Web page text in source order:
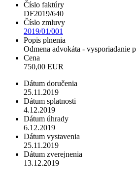
Číslo faktúry
DF2019/640
Číslo zmluvy
2019/01/001
Popis plnenia
Odmena advokáta - vysporiadanie
Cena
750,00 EUR
Dátum doručenia
25.11.2019
Dátum splatnosti
4.12.2019
Dátum úhrady
6.12.2019
Dátum vystavenia
25.11.2019
Dátum zverejnenia
13.12.2019